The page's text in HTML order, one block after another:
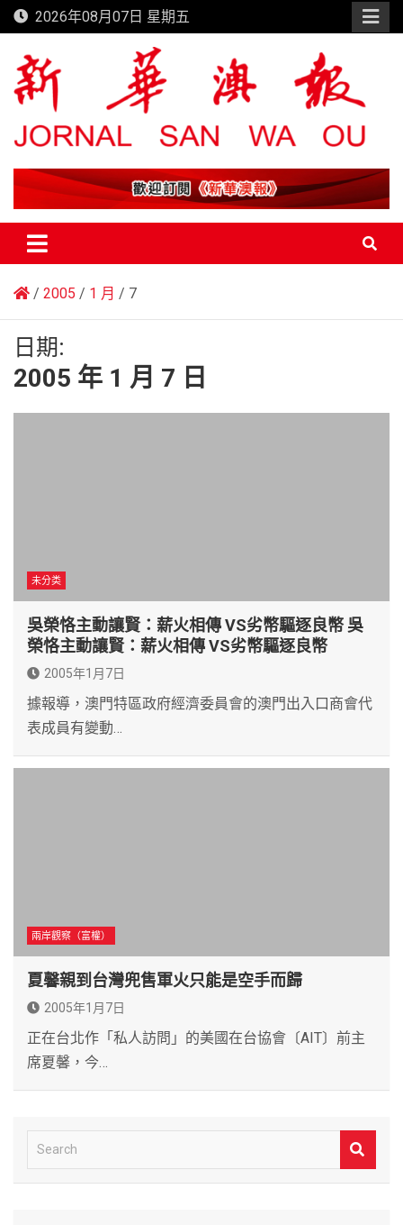
Skip
to
content
2026年08月07日 星期五
新華澳報
2005 1 月 7
日期:
2005 年 1 月 7 日
未分类
吳榮恪主動讓賢：薪火相傳 VS劣幣驅逐良幣 吳
榮恪主動讓賢：薪火相傳 VS劣幣驅逐良幣
2005年1月7日
據報導，澳門特區政府經濟委員會的澳門出入口商會代
表成員有變動…
兩岸觀察（富權）
夏馨親到台灣兜售軍火只能是空手而歸
2005年1月7日
正在台北作「私人訪問」的美國在台協會〔AIT〕前主
席夏馨，今…
e